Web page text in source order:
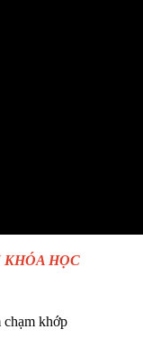
HỌC
điểm chạm khớp